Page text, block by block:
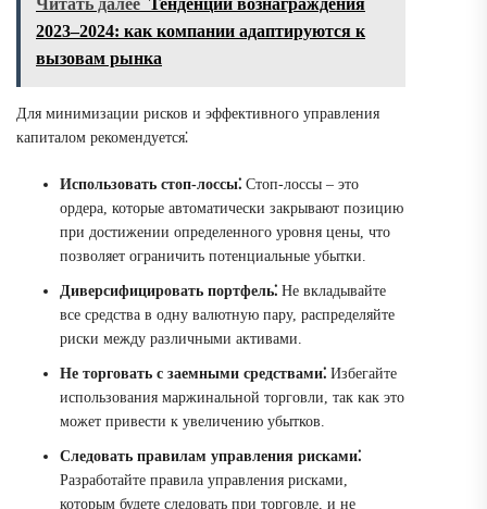
Читать далее Тенденции вознаграждения
2023–2024: как компании адаптируются к
вызовам рынка
Для минимизации рисков и эффективного управления
капиталом рекомендуется⁚
Использовать стоп-лоссы⁚ Стоп-лоссы – это
ордера, которые автоматически закрывают позицию
при достижении определенного уровня цены, что
позволяет ограничить потенциальные убытки.
Диверсифицировать портфель⁚ Не вкладывайте
все средства в одну валютную пару, распределяйте
риски между различными активами.
Не торговать с заемными средствами⁚ Избегайте
использования маржинальной торговли, так как это
может привести к увеличению убытков.
Следовать правилам управления рисками⁚
Разработайте правила управления рисками,
которым будете следовать при торговле, и не